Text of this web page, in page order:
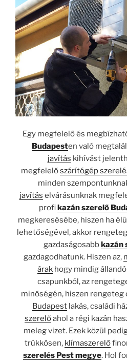
Egy megfelelő és
Budapesten való
javítás kihívást
megfelelőszárítógép
minden
javítás elvárásunknak
profikazán szerelő
megkeresésébe, hiszen ha
lehetőségével, akkor
gazdaságosabbkazán
gazdagodhatunk. Hiszen az,
árak hogy mindig
csapunkból, az
minőségén, hiszen rengeteg
Budapest lakás, családi
szerelőahol a régi kazán
meleg vizet. Ezek közül
trükkösen, klímaszerelő
szerelés Pest megye. Hol